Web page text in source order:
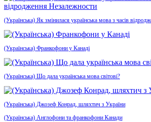
(Українська) Як змінилася українська мова з часів
(Українська) Франкофони у Канаді
(Українська) Що дала українська мова світові?
(Українська) Джозеф Конрад, шляхтич з України
(Українська) Англофони та франкофони Канади